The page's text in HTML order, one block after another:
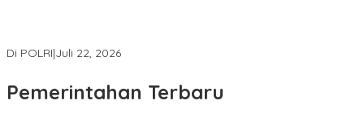
Di POLRI|Juli 22, 2026
Pemerintahan Terbaru